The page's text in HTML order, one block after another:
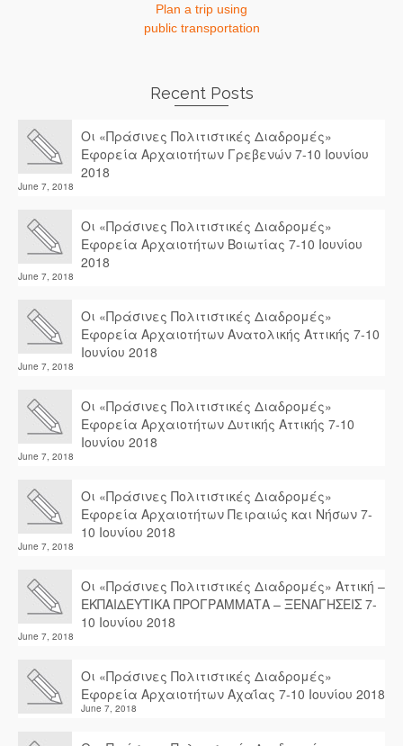
Plan a trip using
public transportation
Recent Posts
Οι «Πράσινες Πολιτιστικές Διαδρομές»
Εφορεία Αρχαιοτήτων Γρεβενών 7-10 Ιουνίου
2018
June 7, 2018
Οι «Πράσινες Πολιτιστικές Διαδρομές»
Εφορεία Αρχαιοτήτων Βοιωτίας 7-10 Ιουνίου
2018
June 7, 2018
Οι «Πράσινες Πολιτιστικές Διαδρομές»
Εφορεία Αρχαιοτήτων Ανατολικής Αττικής 7-10
Ιουνίου 2018
June 7, 2018
Οι «Πράσινες Πολιτιστικές Διαδρομές»
Εφορεία Αρχαιοτήτων Δυτικής Αττικής 7-10
Ιουνίου 2018
June 7, 2018
Οι «Πράσινες Πολιτιστικές Διαδρομές»
Εφορεία Αρχαιοτήτων Πειραιώς και Νήσων 7-
10 Ιουνίου 2018
June 7, 2018
Οι «Πράσινες Πολιτιστικές Διαδρομές» Αττική –
ΕΚΠΑΙΔΕΥΤΙΚΑ ΠΡΟΓΡΑΜΜΑΤΑ – ΞΕΝΑΓΗΣΕΙΣ 7-
10 Ιουνίου 2018
June 7, 2018
Οι «Πράσινες Πολιτιστικές Διαδρομές»
Εφορεία Αρχαιοτήτων Αχαΐας 7-10 Ιουνίου 2018
June 7, 2018